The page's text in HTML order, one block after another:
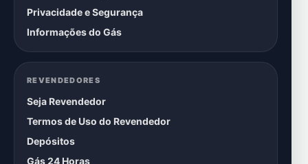
Privacidade e Segurança
Informações do Gás
REVENDEDORES
Seja Revendedor
Termos de Uso do Revendedor
Depósitos
Gás 24 Horas